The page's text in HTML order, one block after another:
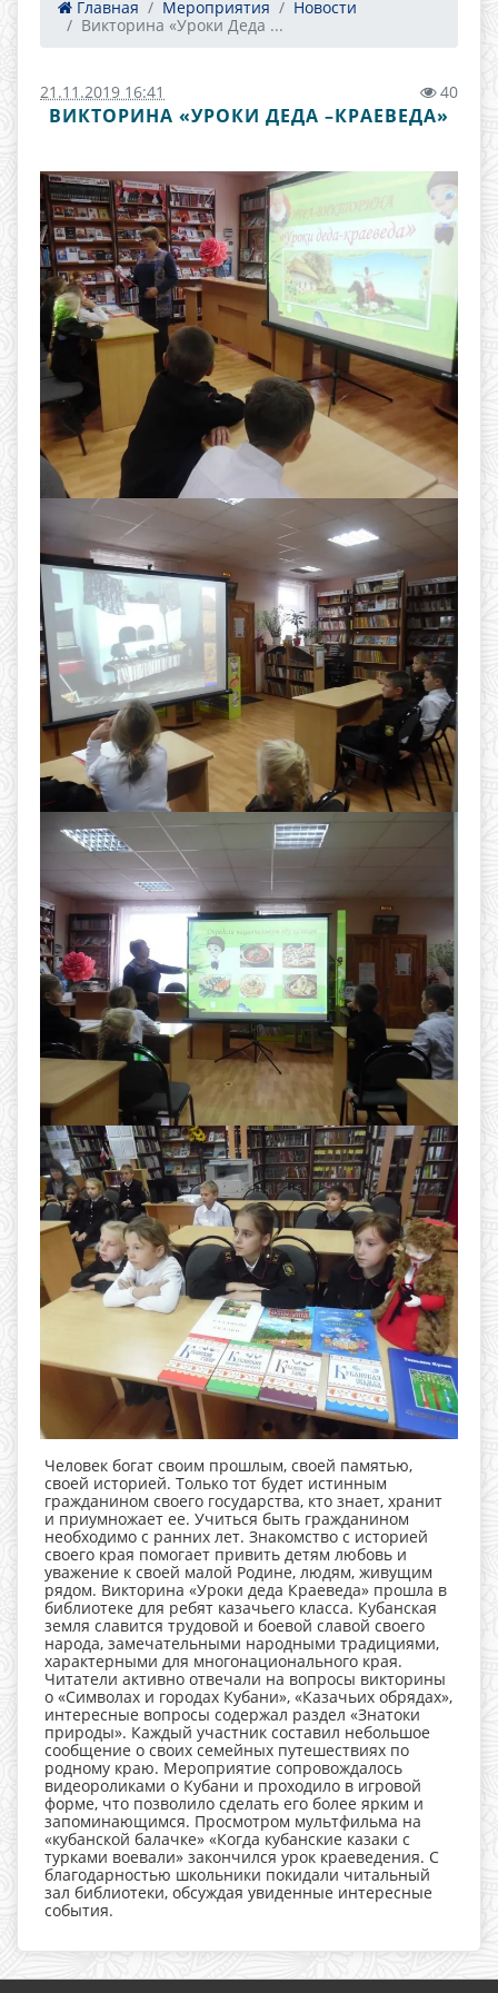
Главная Мероприятия
Новости
Викторина «Уроки Деда ...
21.11.2019 16:41 40
ВИКТОРИНА «УРОКИ ДЕДА –КРАЕВЕДА»
Человек богат своим прошлым, своей памятью,
своей историей. Только тот будет истинным
гражданином своего государства, кто знает, хранит
и приумножает ее. Учиться быть гражданином
необходимо с ранних лет. Знакомство с историей
своего края помогает привить детям любовь и
уважение к своей малой Родине, людям, живущим
рядом. Викторина «Уроки деда Краеведа» прошла в
библиотеке для ребят казачьего класса. Кубанская
земля славится трудовой и боевой славой своего
народа, замечательными народными традициями,
характерными для многонационального края.
Читатели активно отвечали на вопросы викторины
о «Символах и городах Кубани», «Казачьих обрядах»,
интересные вопросы содержал раздел «Знатоки
природы». Каждый участник составил небольшое
сообщение о своих семейных путешествиях по
родному краю. Мероприятие сопровождалось
видеороликами о Кубани и проходило в игровой
форме, что позволило сделать его более ярким и
запоминающимся. Просмотром мультфильма на
«кубанской балачке» «Когда кубанские казаки с
турками воевали» закончился урок краеведения. С
благодарностью школьники покидали читальный
зал библиотеки, обсуждая увиденные интересные
события.